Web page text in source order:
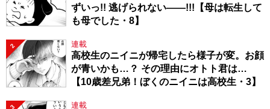
ずいっ!! 逃げられない――!!!【母は転生して
も母でした・8】
2 連載
高校生のニイニが帰宅したら様子が変。お顔
が青いかも…？ その理由にオトト君は…
【10歳差兄弟！ぼくのニイニは高校生・3】
3 連載